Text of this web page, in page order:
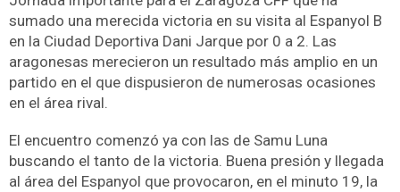
sumado una merecida victoria en su visita al Espanyol B
en la Ciudad Deportiva Dani Jarque por 0 a 2. Las
aragonesas merecieron un resultado más amplio en un
partido en el que dispusieron de numerosas ocasiones
en el área rival.
El encuentro comenzó ya con las de Samu Luna
buscando el tanto de la victoria. Buena presión y llegada
al área del Espanyol que provocaron, en el minuto 19, la